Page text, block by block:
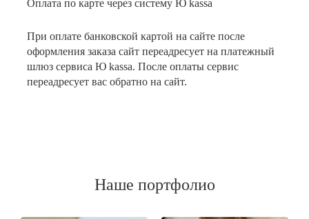
Оплата по карте через систему Ю kassa
При оплате банковской картой на сайте после
оформления заказа сайт переадресует на платежный
шлюз сервиса Ю kassa. После оплаты сервис
переадресует вас обратно на сайт.
Наше портфолио